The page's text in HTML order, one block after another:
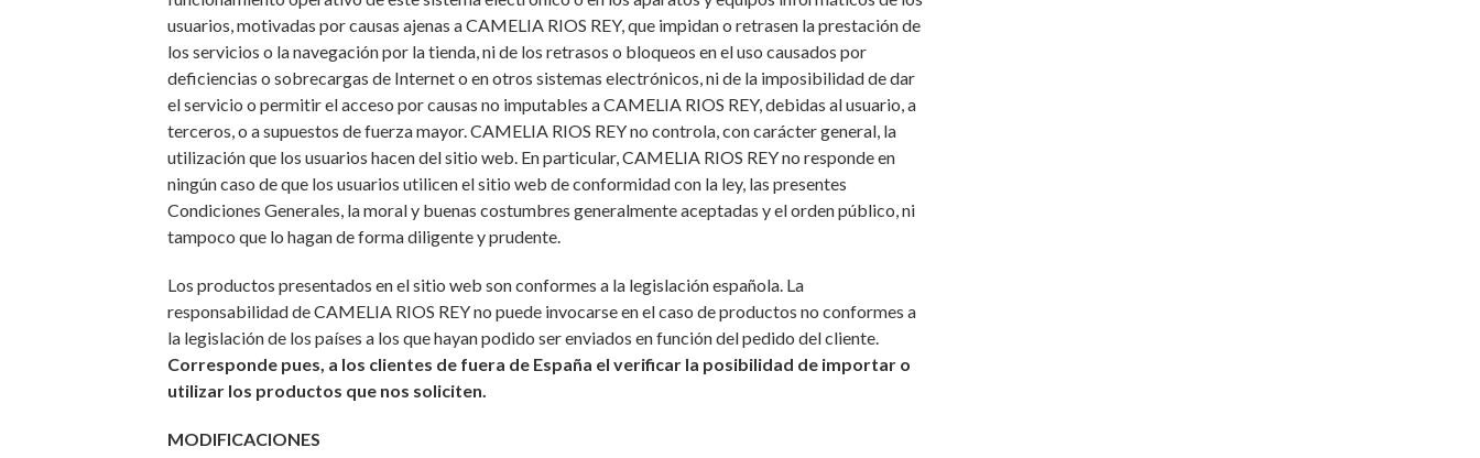
usuarios, motivadas por causas ajenas a CAMELIA RIOS REY, que impidan o retrasen la prestación de
los servicios o la navegación por la tienda, ni de los retrasos o bloqueos en el uso causados por
deficiencias o sobrecargas de Internet o en otros sistemas electrónicos, ni de la imposibilidad de dar
el servicio o permitir el acceso por causas no imputables a CAMELIA RIOS REY, debidas al usuario, a
terceros, o a supuestos de fuerza mayor. CAMELIA RIOS REY no controla, con carácter general, la
utilización que los usuarios hacen del sitio web. En particular, CAMELIA RIOS REY no responde en
ningún caso de que los usuarios utilicen el sitio web de conformidad con la ley, las presentes
Condiciones Generales, la moral y buenas costumbres generalmente aceptadas y el orden público, ni
tampoco que lo hagan de forma diligente y prudente.
Los productos presentados en el sitio web son conformes a la legislación española. La
responsabilidad de CAMELIA RIOS REY no puede invocarse en el caso de productos no conformes a
la legislación de los países a los que hayan podido ser enviados en función del pedido del cliente.
Corresponde pues, a los clientes de fuera de España el verificar la posibilidad de importar o
utilizar los productos que nos soliciten.
MODIFICACIONES